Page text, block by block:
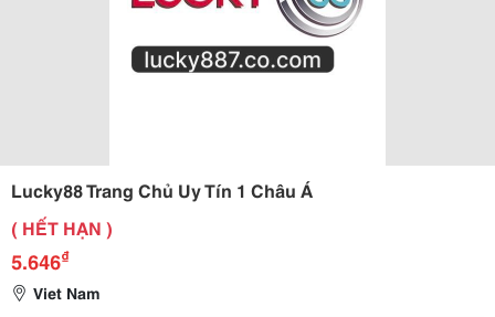
Lucky88 Trang Chủ Uy Tín 1 Châu Á
( HẾT HẠN )
5.646₫
Viet Nam